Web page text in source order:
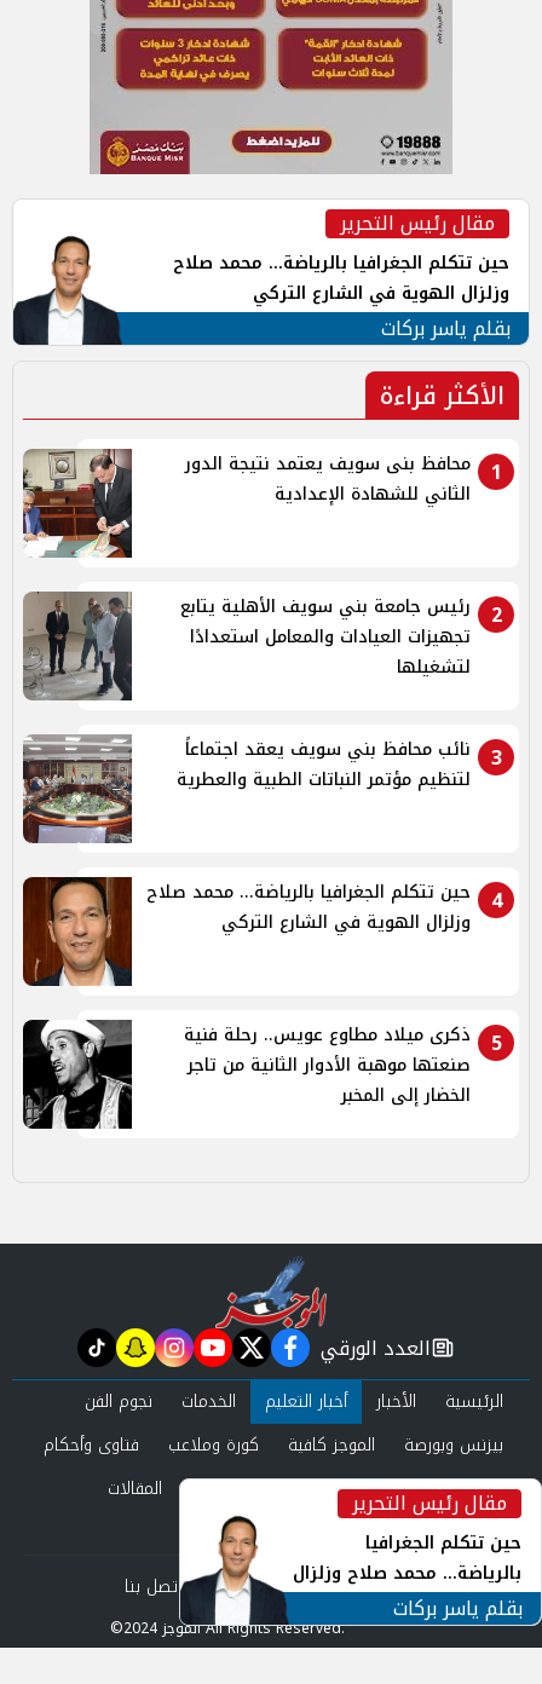
مقال رئيس التحرير
حين تتكلم الجغرافيا بالرياضة... محمد صلاح
وزلزال الهوية في الشارع التركي
بقلم ياسر بركات
الأكثر قراءة
1
محافظ بنى سويف يعتمد نتيجة الدور
الثاني للشهادة الإعدادية
2
رئيس جامعة بني سويف الأهلية يتابع
تجهيزات العيادات والمعامل استعدادًا
لتشغيلها
3
نائب محافظ بني سويف يعقد اجتماعاً
لتنظيم مؤتمر النباتات الطبية والعطرية
4
حين تتكلم الجغرافيا بالرياضة... محمد صلاح
وزلزال الهوية في الشارع التركي
5
ذكرى ميلاد مطاوع عويس.. رحلة فنية
صنعتها موهبة الأدوار الثانية من تاجر
الخضار إلى المخبر
مقال رئيس التحرير
حين تتكلم الجغرافيا
بالرياضة... محمد صلاح وزلزال
الهوية في الشارع التركي
بقلم ياسر بركات
newspaper
العدد الورقي facebook
twitter
youtube
instagram
snapchat
tiktok
الرئيسية الأخبار أخبار التعليم الخدمات
نجوم الفن
بيزنس وبورصة
الموجز كافية كورة وملاعب
فتاوى وأحكام
صحة وجمال
عرب وعالم حوادث ومحاكم
المقالات
العدد الورقي
من نحن
سياسة الخصوصية اتصل بنا
©2024 الموجز All Rights Reserved.